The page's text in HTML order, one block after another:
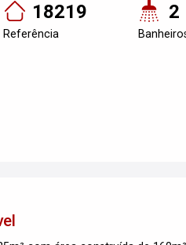
18219
Referência
2